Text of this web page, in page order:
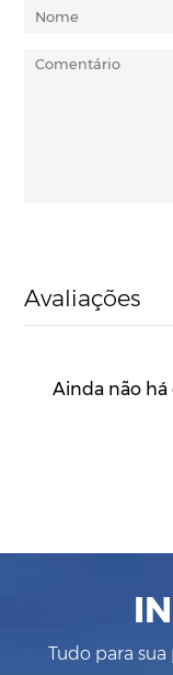
Avaliações
Ainda não há
Tudo para